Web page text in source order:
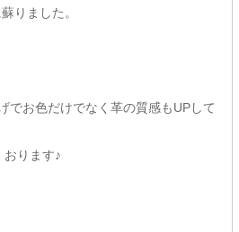
りました。
でお色だけでなく革の質感もUPして
おります♪